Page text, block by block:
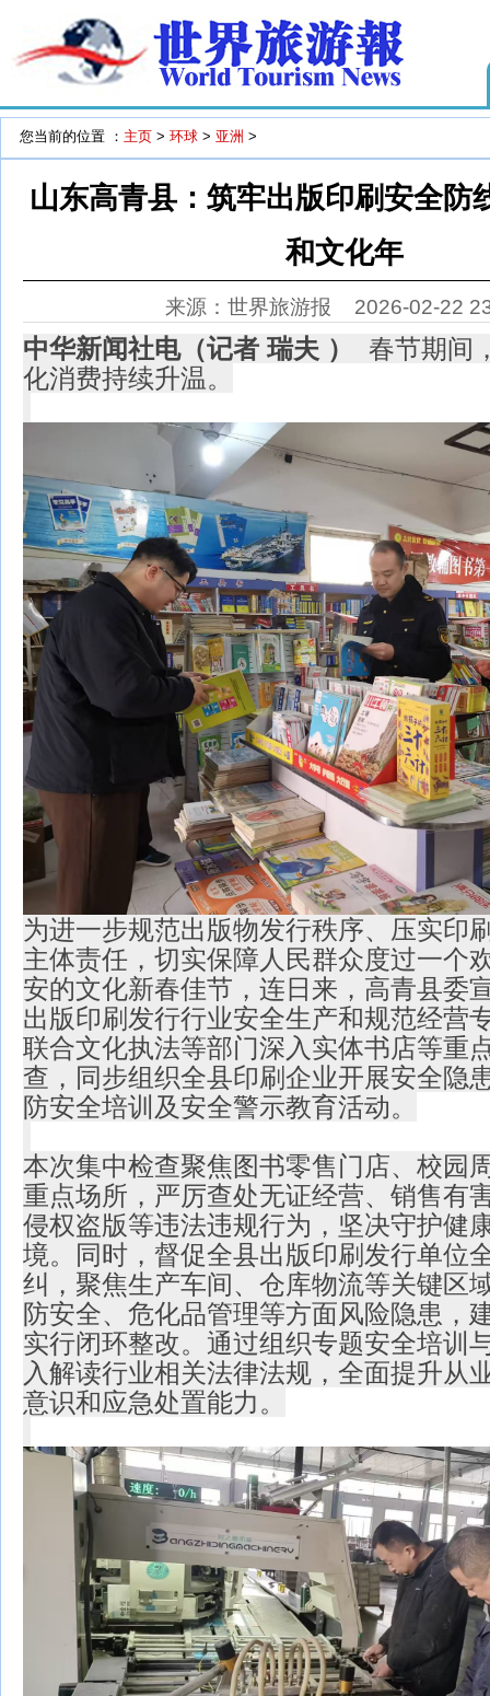
您当前的位置 ： 主页 > 环球 > 亚洲 >
山东高青县：筑牢出版印刷安全防
和文化年
来源：世界旅游报 2026-02-22
中华新闻社电（记者 瑞夫 ）
春节期间
化消费持续升温。
为进一步规范出版物发行秩序、压实印
主体责任，切实保障人民群众度过一个
安的文化新春佳节，连日来，高青县委
出版印刷发行行业安全生产和规范经营
联合文化执法等部门深入实体书店等重
查，同步组织全县印刷企业开展安全隐
防安全培训及安全警示教育活动。
本次集中检查聚焦图书零售门店、校园
重点场所，严厉查处无证经营、销售有
侵权盗版等违法违规行为，坚决守护健
境。同时，督促全县出版印刷发行单位
纠，聚焦生产车间、仓库物流等关键区
防安全、危化品管理等方面风险隐患，
实行闭环整改。通过组织专题安全培训
入解读行业相关法律法规，全面提升从
意识和应急处置能力。